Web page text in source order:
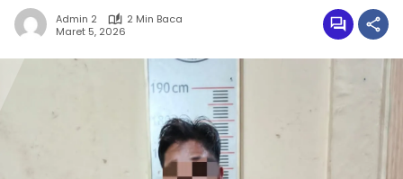
Admin 2
2 Min Baca
Maret 5, 2026